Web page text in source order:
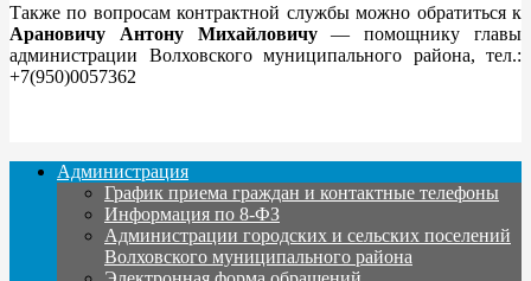
Также по вопросам контрактной службы можно обратиться к
Арановичу Антону Михайловичу— помощнику главы
администрации Волховского муниципального района, тел.:
+7(950)0057362
Администрация
График приема граждан и контактные телефоны
Информация по 8-ФЗ
Администрации городских и сельских поселений
Волховского муниципального района